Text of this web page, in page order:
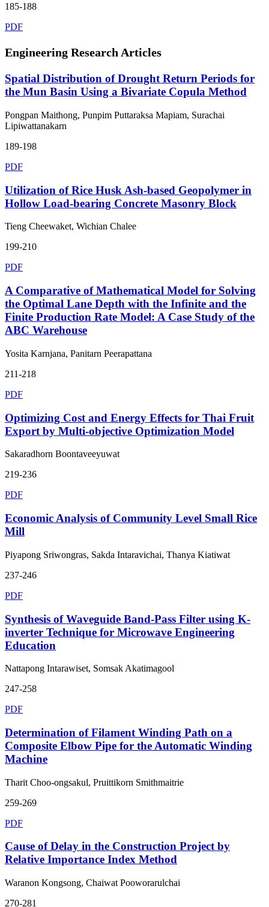
185-188
PDF
Engineering Research Articles
Spatial Distribution of Drought Return Periods for
the Mun Basin Using a Bivariate Copula Method
Pongpan Maithong, Punpim Puttaraksa Mapiam, Surachai
Lipiwattanakarn
189-198
PDF
Utilization of Rice Husk Ash-based Geopolymer in
Hollow Load-bearing Concrete Masonry Block
Tieng Cheewaket, Wichian Chalee
199-210
PDF
A Comparative of Mathematical Model for Solving
the Optimal Lane Depth with the Infinite and the
Finite Production Rate Model: A Case Study of the
ABC Warehouse
Yosita Karnjana, Panitarn Peerapattana
211-218
PDF
Optimizing Cost and Energy Effects for Thai Fruit
Export by Multi-objective Optimization Model
Sakaradhorn Boontaveeyuwat
219-236
PDF
Economic Analysis of Community Level Small Rice
Mill
Piyapong Sriwongras, Sakda Intaravichai, Thanya Kiatiwat
237-246
PDF
Synthesis of Waveguide Band-Pass Filter using K-
inverter Technique for Microwave Engineering
Education
Nattapong Intarawiset, Somsak Akatimagool
247-258
PDF
Determination of Filament Winding Path on a
Composite Elbow Pipe for the Automatic Winding
Machine
Tharit Choo-ongsakul, Pruittikorn Smithmaitrie
259-269
PDF
Cause of Delay in the Construction Project by
Relative Importance Index Method
Waranon Kongsong, Chaiwat Pooworarulchai
270-281